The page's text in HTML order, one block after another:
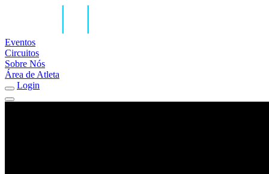
Eventos
Circuitos
Sobre Nós
Área de Atleta
Login